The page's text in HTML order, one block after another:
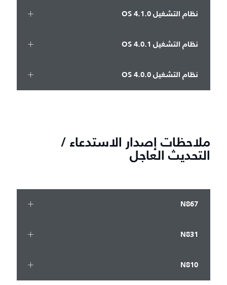
نظام التشغيل OS 4.1.0
نظام التشغيل OS 4.0.1
نظام التشغيل OS 4.0.0
ملاحظات إصدار الاستدعاء /
التحديث العاجل
N867
N831
N810